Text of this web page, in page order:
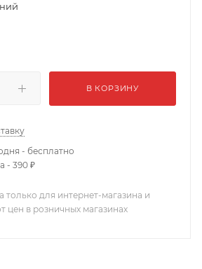
В КОРЗИНУ
- бесплатно
- 390 ₽
только для интернет-магазина и
цен в розничных магазинах